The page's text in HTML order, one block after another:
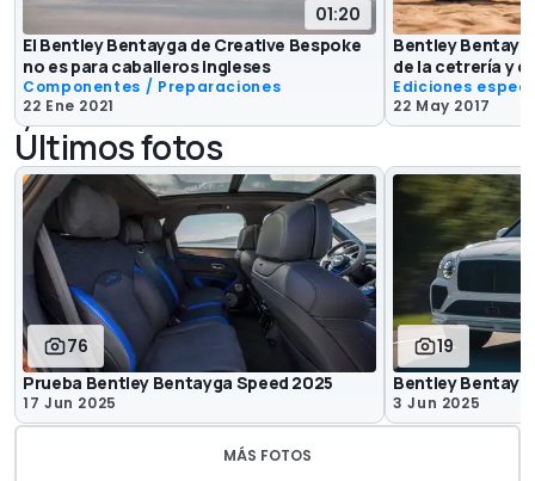
01:20
El Bentley Bentayga de Creative Bespoke
no es para caballeros ingleses
Componentes / Preparaciones
22 Ene 2021
Bentley
de la cetrería y
Ediciones
22 May 2017
Últimos fotos
76
Prueba Bentley Bentayga Speed 2025
17 Jun 2025
19
Bentley
3 Jun 2025
MÁS FOTOS